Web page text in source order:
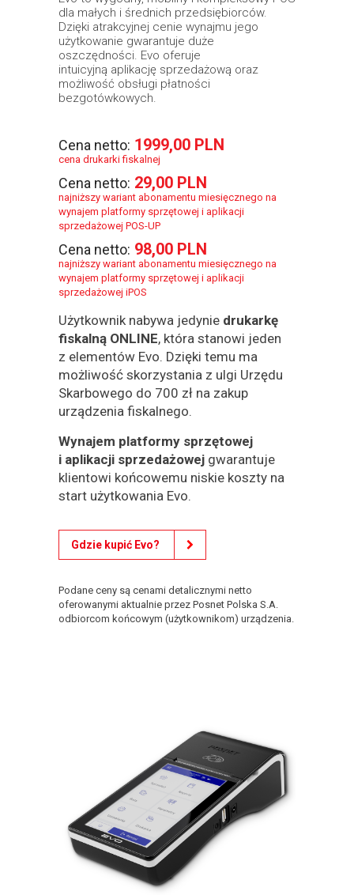
dla małych i średnich przedsiębiorców.
Dzięki atrakcyjnej cenie wynajmu jego
użytkowanie gwarantuje duże
oszczędności. Evo oferuje
intuicyjną aplikację sprzedażową oraz
możliwość obsługi płatności
bezgotówkowych.
Cena netto: 1999,00 PLN
cena drukarki fiskalnej
Cena netto: 29,00 PLN
najniższy wariant abonamentu miesięcznego na
wynajem platformy sprzętowej i aplikacji
sprzedażowej POS-UP
Cena netto: 98,00 PLN
najniższy wariant abonamentu miesięcznego na
wynajem platformy sprzętowej i aplikacji
sprzedażowej iPOS
Użytkownik nabywa jedynie drukarkę
fiskalną ONLINE, która stanowi jeden
z elementów Evo. Dzięki temu ma
możliwość skorzystania z ulgi Urzędu
Skarbowego do 700 zł na zakup
urządzenia fiskalnego.
Wynajem platformy sprzętowej
i aplikacji sprzedażowej gwarantuje
klientowi końcowemu niskie koszty na
start użytkowania Evo.
Gdzie kupić Evo?
Podane ceny są cenami detalicznymi netto
oferowanymi aktualnie przez Posnet Polska S.A.
odbiorcom końcowym (użytkownikom) urządzenia.